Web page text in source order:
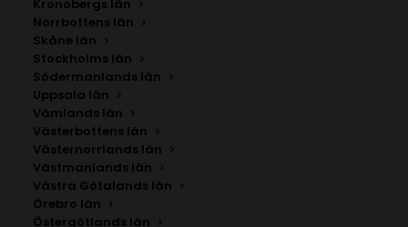
Kronobergs län
Norrbottens län
Skåne län
Stockholms län
Södermanlands län
Uppsala län
Vämlands län
Västerbottens län
Västernorrlands län
Västmanlands län
Västra Götalands län
Örebro län
Östergötlands län
Neustadt in Sachsen
Storlek